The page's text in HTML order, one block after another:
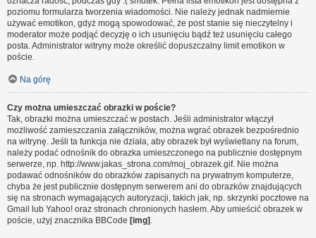
poziomu formularza tworzenia wiadomości. Nie należy jednak nadmiernie
używać emotikon, gdyż mogą spowodować, że post stanie się nieczytelny i
moderator może podjąć decyzję o ich usunięciu bądź też usunięciu całego
posta. Administrator witryny może określić dopuszczalny limit emotikon w
poście.
Na górę
Czy można umieszczać obrazki w poście?
Tak, obrazki można umieszczać w postach. Jeśli administrator włączył
możliwość zamieszczania załączników, można wgrać obrazek bezpośrednio
na witrynę. Jeśli ta funkcja nie działa, aby obrazek był wyświetlany na forum,
należy podać odnośnik do obrazka umieszczonego na publicznie dostępnym
serwerze, np. http://www.jakas_strona.com/moj_obrazek.gif. Nie można
podawać odnośników do obrazków zapisanych na prywatnym komputerze,
chyba że jest publicznie dostępnym serwerem ani do obrazków znajdujących
się na stronach wymagających autoryzacji, takich jak, np. skrzynki pocztowe na
Gmail lub Yahoo! oraz stronach chronionych hasłem. Aby umieścić obrazek w
poście, użyj znacznika BBCode [img] .